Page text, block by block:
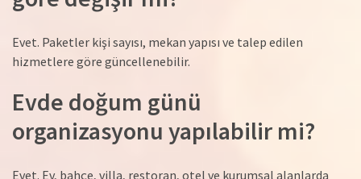
Evet. Paketler kişi sayısı, mekan yapısı ve talep edilen
hizmetlere göre güncellenebilir.
Evde doğum günü
organizasyonu yapılabilir mi?
Evet. Ev, bahçe, villa, restoran, otel ve kurumsal alanlarda